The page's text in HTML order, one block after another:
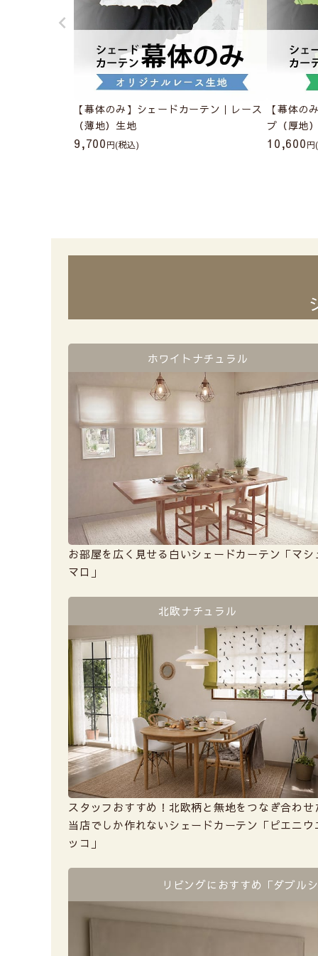
【幕体のみ】シェードカーテン｜レース
（薄地）生地
9,700 (税込)
【幕体の
プ（厚地
10,600
ホワイトナチュラル
お部屋を広く見せる白いシェードカーテン「マシ
マロ」
北欧ナチュラル
スタッフおすすめ！北欧柄と無地をつなぎ合わせ
当店でしか作れないシェードカーテン「ピエニウ
ッコ」
リビングにおすすめ 「ダブル